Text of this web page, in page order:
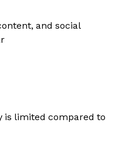
and social
is limited compared to